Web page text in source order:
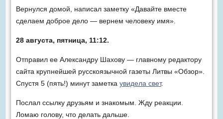
Вернулся домой, написал заметку «Давайте вместе
сделаем доброе дело — вернем человеку имя».
28 августа, пятница, 11:12.
Отправил ее Александру Шахову — главному редактору
сайта крупнейшей русскоязычной газеты Литвы «Обзор».
Спустя 5 (пять!) минут заметка увидела свет.
Послал ссылку друзьям и знакомым. Жду реакции.
Ломаю голову, что делать дальше.